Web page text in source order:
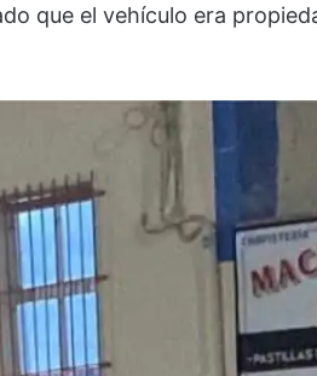
que el vehículo era